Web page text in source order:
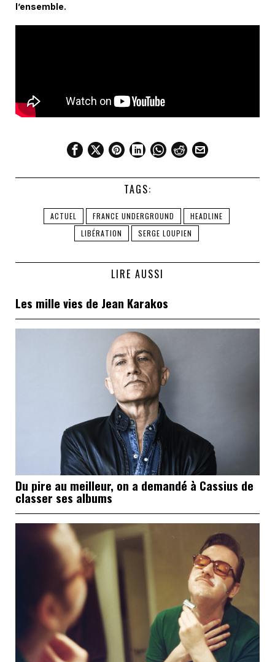
l’ensemble.
TAGS:
ACTUEL FRANCE UNDERGROUND
HEADLINE
LIBÉRATION
SERGE LOUPIEN
LIRE AUSSI
Les mille vies de Jean Karakos
Du pire au meilleur, on a demandé à Cassius de
classer ses albums